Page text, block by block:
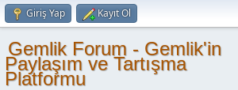
Giriş Yap Kayıt Ol
Gemlik Forum - Gemlik'in
Paylaşım ve Tartışma
Platformu